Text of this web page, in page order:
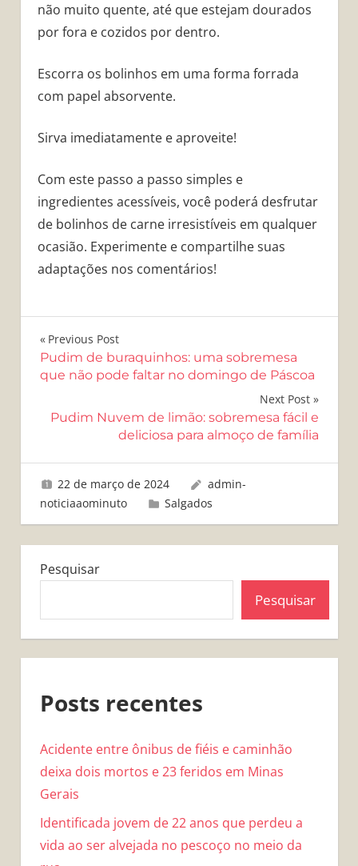
não muito quente, até que estejam dourados
por fora e cozidos por dentro.
Escorra os bolinhos em uma forma forrada
com papel absorvente.
Sirva imediatamente e aproveite!
Com este passo a passo simples e
ingredientes acessíveis, você poderá desfrutar
de bolinhos de carne irresistíveis em qualquer
ocasião. Experimente e compartilhe suas
adaptações nos comentários!
Navegação
de
Post
Previous Post
Pudim de buraquinhos: uma sobremesa
que não pode faltar no domingo de Páscoa
Next Post
Pudim Nuvem de limão: sobremesa fácil e
deliciosa para almoço de família
22 de março de 2024
admin-
noticiaaominuto
Salgados
Pesquisar
Pesquisar
Posts recentes
Acidente entre ônibus de fiéis e caminhão
deixa dois mortos e 23 feridos em Minas
Gerais
Identificada jovem de 22 anos que perdeu a
vida ao ser alvejada no pescoço no meio da